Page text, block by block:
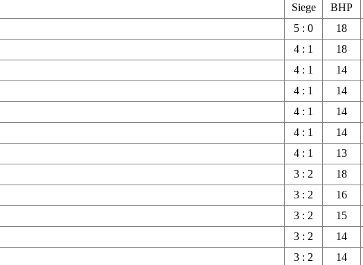
Siege BHP
5 : 0 18
4 : 1 18
4 : 1 14
4 : 1 14
4 : 1 14
4 : 1 14
4 : 1 13
3 : 2 18
3 : 2 16
3 : 2 15
3 : 2 14
3 : 2 14